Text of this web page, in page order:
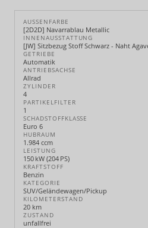
AUSSENFARBE
[2D2D] Navarrablau Metallic
INNENAUSSTATTUNG
[JW] Sitzbezug Stoff Schwarz - Naht
GETRIEBE
Automatik
ANTRIEBSACHSE
Allrad
ZYLINDER
4
PARTIKELFILTER
1
SCHADSTOFFKLASSE
Euro 6
HUBRAUM
1.984 ccm
LEISTUNG
150 kW (204 PS)
KRAFTSTOFF
Benzin
KATEGORIE
SUV/Geländewagen/Pickup
KILOMETERSTAND
20 km
ZUSTAND
unfallfrei